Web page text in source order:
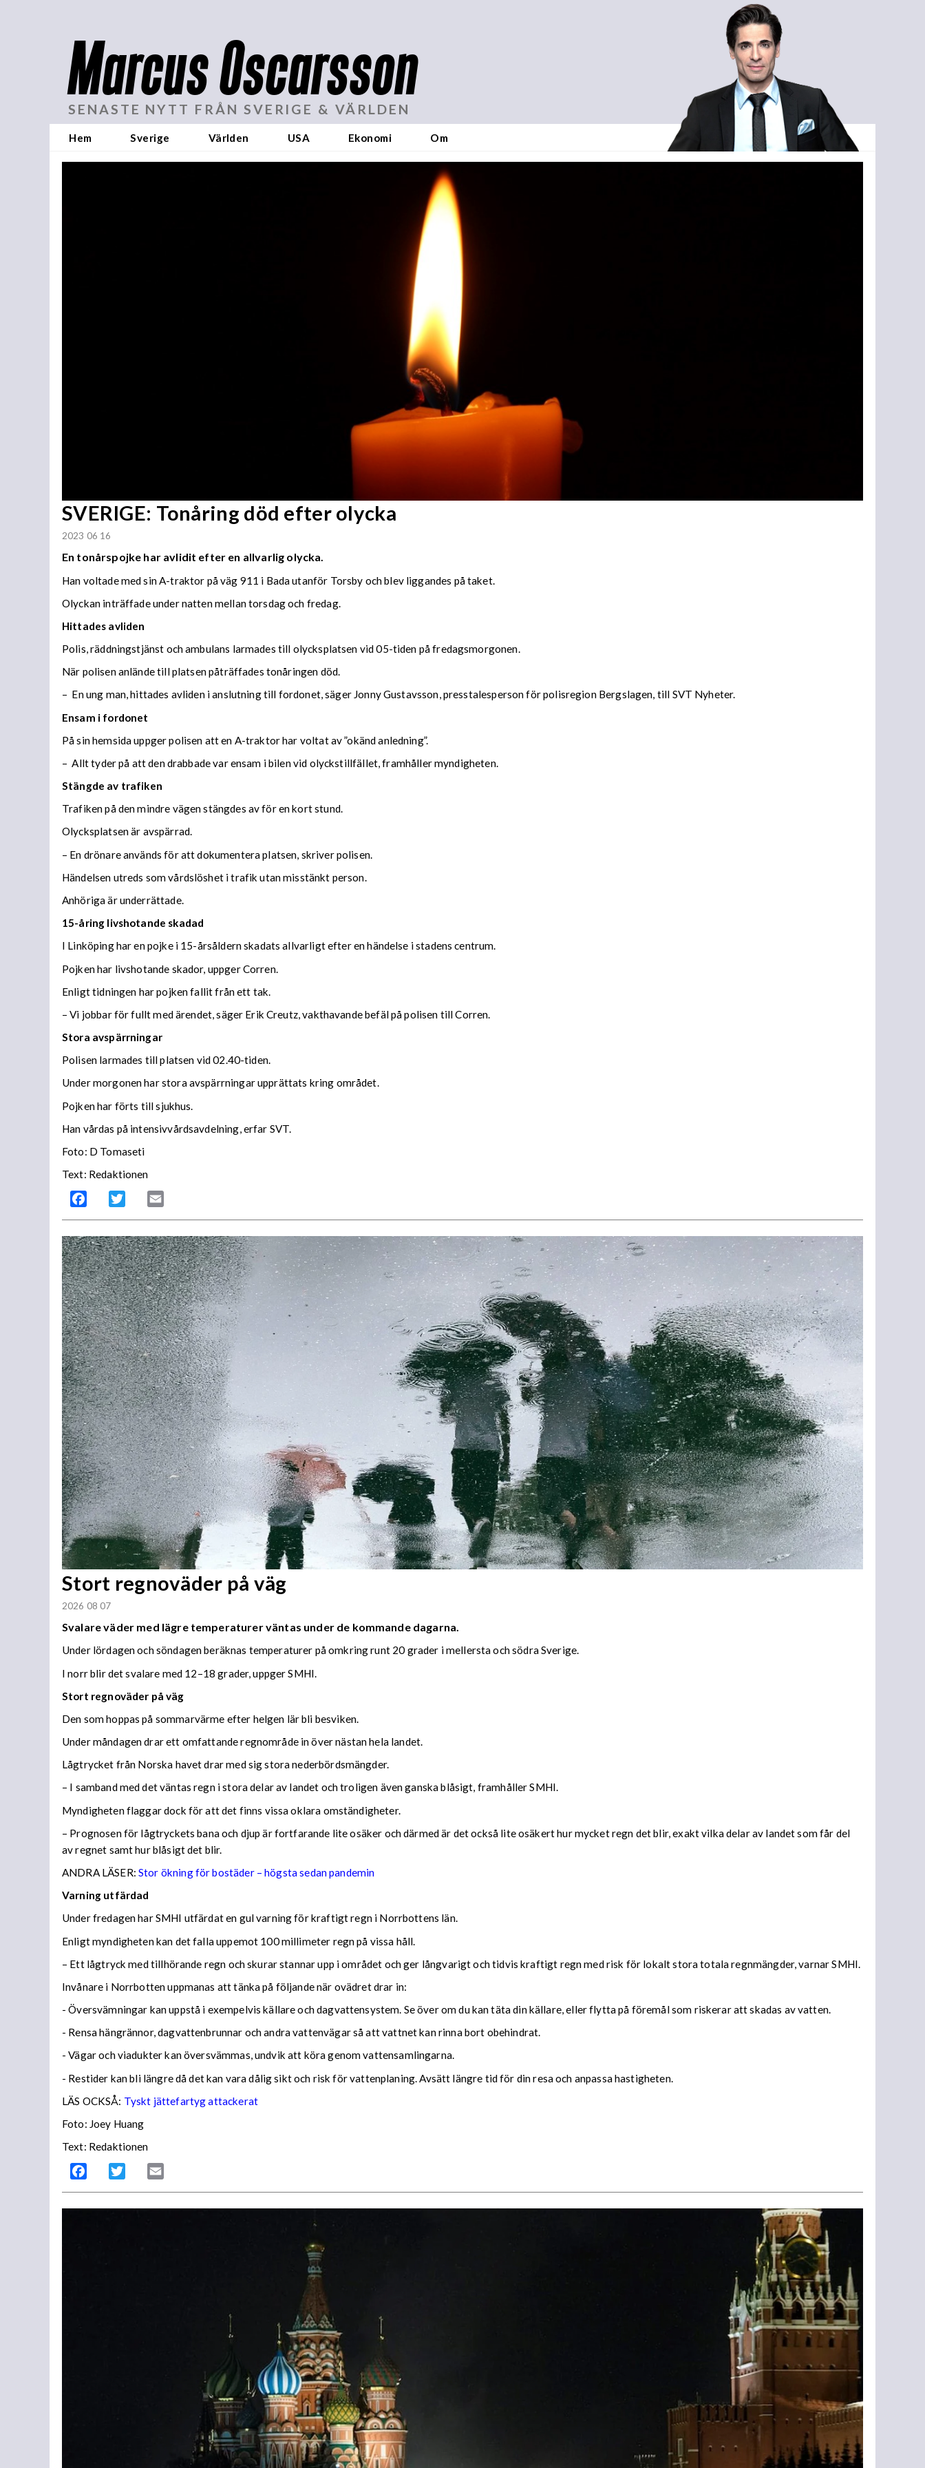
Marcus Oscarsson
SENASTE NYTT FRÅN SVERIGE & VÄRLDEN
Hem Sverige Världen USA Ekonomi Om
SVERIGE: Tonåring död efter olycka
2023 06 16
En tonårspojke har avlidit efter en allvarlig olycka.
Han voltade med sin A-traktor på väg 911 i Bada utanför Torsby och blev liggandes på taket.
Olyckan inträffade under natten mellan torsdag och fredag.
Hittades avliden
Polis, räddningstjänst och ambulans larmades till olycksplatsen vid 05-tiden på fredagsmorgonen.
När polisen anlände till platsen påträffades tonåringen död.
– En ung man, hittades avliden i anslutning till fordonet, säger Jonny Gustavsson, presstalesperson för polisregion Bergslagen, till SVT Nyheter.
Ensam i fordonet
På sin hemsida uppger polisen att en A-traktor har voltat av ”okänd anledning”.
– Allt tyder på att den drabbade var ensam i bilen vid olyckstillfället, framhåller myndigheten.
Stängde av trafiken
Trafiken på den mindre vägen stängdes av för en kort stund.
Olycksplatsen är avspärrad.
– En drönare används för att dokumentera platsen, skriver polisen.
Händelsen utreds som vårdslöshet i trafik utan misstänkt person.
Anhöriga är underrättade.
15-åring livshotande skadad
I Linköping har en pojke i 15-årsåldern skadats allvarligt efter en händelse i stadens centrum.
Pojken har livshotande skador, uppger Corren.
Enligt tidningen har pojken fallit från ett tak.
– Vi jobbar för fullt med ärendet, säger Erik Creutz, vakthavande befäl på polisen till Corren.
Stora avspärrningar
Polisen larmades till platsen vid 02.40-tiden.
Under morgonen har stora avspärrningar upprättats kring området.
Pojken har förts till sjukhus.
Han vårdas på intensivvårdsavdelning, erfar SVT.
Foto: D Tomaseti
Text: Redaktionen
Facebook Twitter
Stort regnoväder på väg
2026 08 07
Svalare väder med lägre temperaturer väntas under de kommande dagarna.
Under lördagen och söndagen beräknas temperaturer på omkring runt 20 grader i mellersta och södra Sverige.
I norr blir det svalare med 12–18 grader, uppger SMHI.
Stort regnoväder på väg
Den som hoppas på sommarvärme efter helgen lär bli besviken.
Under måndagen drar ett omfattande regnområde in över nästan hela landet.
Lågtrycket från Norska havet drar med sig stora nederbördsmängder.
– I samband med det väntas regn i stora delar av landet och troligen även ganska blåsigt, framhåller SMHI.
Myndigheten flaggar dock för att det finns vissa oklara omständigheter.
– Prognosen för lågtryckets bana och djup är fortfarande lite osäker och därmed är det också lite osäkert hur mycket regn det blir, exakt vilka delar av landet som får del
av regnet samt hur blåsigt det blir.
ANDRA LÄSER: Stor ökning för bostäder – högsta sedan pandemin
Varning utfärdad
Under fredagen har SMHI utfärdat en gul varning för kraftigt regn i Norrbottens län.
Enligt myndigheten kan det falla uppemot 100 millimeter regn på vissa håll.
– Ett lågtryck med tillhörande regn och skurar stannar upp i området och ger långvarigt och tidvis kraftigt regn med risk för lokalt stora totala regnmängder, varnar SMHI.
Invånare i Norrbotten uppmanas att tänka på följande när ovädret drar in:
- Översvämningar kan uppstå i exempelvis källare och dagvattensystem. Se över om du kan täta din källare, eller flytta på föremål som riskerar att skadas av vatten.
- Rensa hängrännor, dagvattenbrunnar och andra vattenvägar så att vattnet kan rinna bort obehindrat.
- Vägar och viadukter kan översvämmas, undvik att köra genom vattensamlingarna.
- Restider kan bli längre då det kan vara dålig sikt och risk för vattenplaning. Avsätt längre tid för din resa och anpassa hastigheten.
LÄS OCKSÅ: Tyskt jättefartyg attackerat
Foto: Joey Huang
Text: Redaktionen
Facebook Twitter